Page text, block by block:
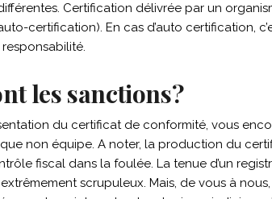
Certification délivrée par un
certification). En cas d’auto certification,
les sanctions?
du certificat de conformité, vous
non équipe. A noter, la production du
fiscal dans la foulée. La tenue d’un
scrupuleux. Mais, de vous à